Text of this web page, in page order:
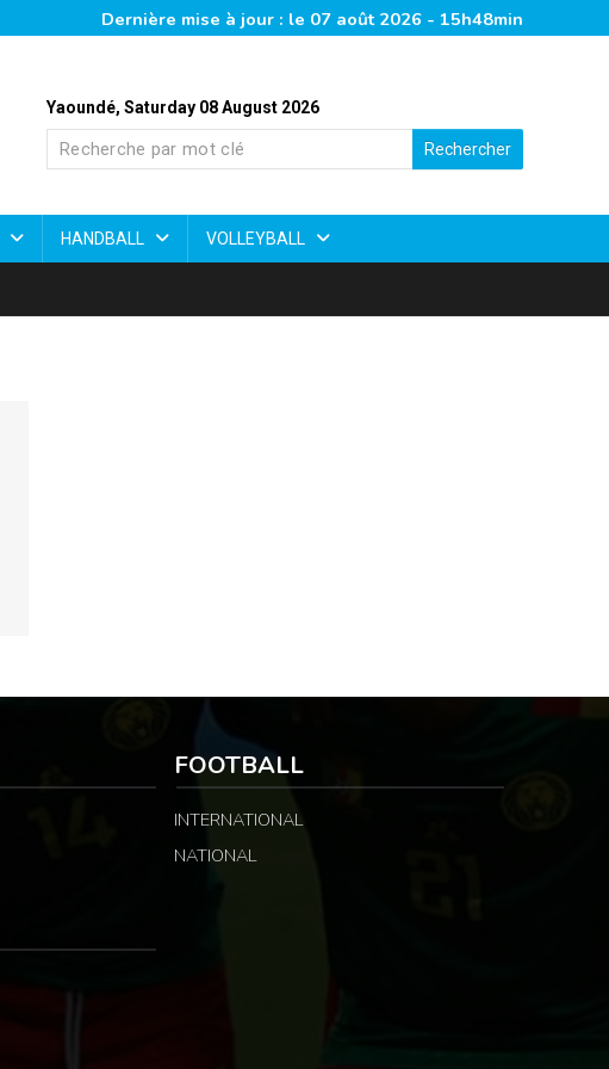
Dernière mise à jour : le 07 août 2026 - 15h48min
Yaoundé, Saturday 08 August 2026
Rechercher
HANDBALL VOLLEYBALL
FOOTBALL
INTERNATIONAL
NATIONAL